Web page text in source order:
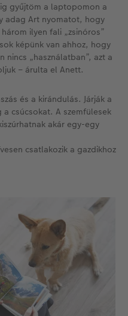
gyűjtöm a laptopomon a
adag Art nyomatot, hogy
ilyen fali „zsinóros”
képünk van ahhoz, hogy
nincs „használatban”, azt a
– árulta el Anett.
és a kirándulás. Járják a
csúcsokat. A szemfülesek
akár egy-egy
csatlakozik a gazdikhoz